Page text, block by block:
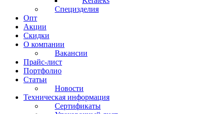
Специзделия
Опт
Акции
Скидки
О компании
Вакансии
Прайс-лист
Портфолио
Статьи
Новости
Техническая информация
Сертификаты